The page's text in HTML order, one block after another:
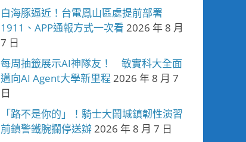
白海豚逼近！台電鳳山區處提前部署
1911、APP通報方式一次看 2026 年 8 月
7 日
每周抽籤展示AI神隊友！ 敏實科大全面
邁向AI Agent大學新里程 2026 年 8 月 7
日
「路不是你的」！騎士大鬧城鎮韌性演習
前鎮警鐵腕攔停送辦2026 年 8 月 7 日